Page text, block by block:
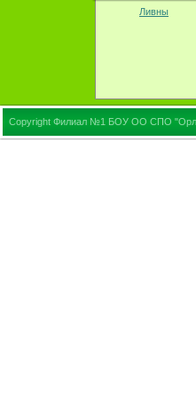
Ливны
Copyright Филиал №1 БОУ ОО СПО